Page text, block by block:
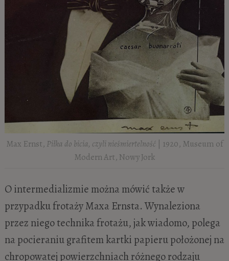
Max Ernst, Piłka do bicia, czyli nieśmiertelność
| 1920, Museum of
Modern Art, Nowy Jork
O intermedializmie można mówić także w
przypadku frotaży Maxa Ernsta. Wynaleziona
przez niego technika frotażu, jak wiadomo, polega
na pocieraniu grafitem kartki papieru położonej na
chropowatej powierzchniach różnego rodzaju